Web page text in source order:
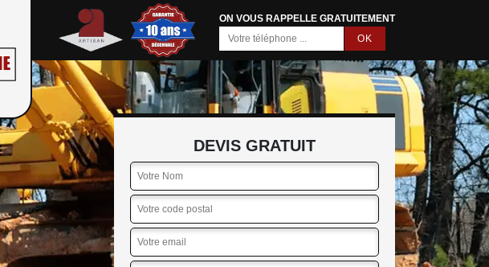
ON VOUS RAPPELLE GRATUITEMENT
DEVIS GRATUIT